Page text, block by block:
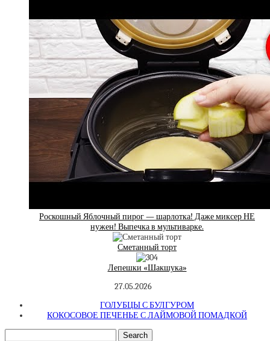
Роскошный Яблочный пирог — шарлотка! Даже миксер НЕ
нужен! Выпечка в мультиварке.
Сметанный торт
Лепешки «Шакшука»
27.05.2026
ГОЛУБЦЫ С БУЛГУРОМ
КОКОСОВОЕ ПЕЧЕНЬЕ С ЛАЙМОВОЙ ПОМАДКОЙ